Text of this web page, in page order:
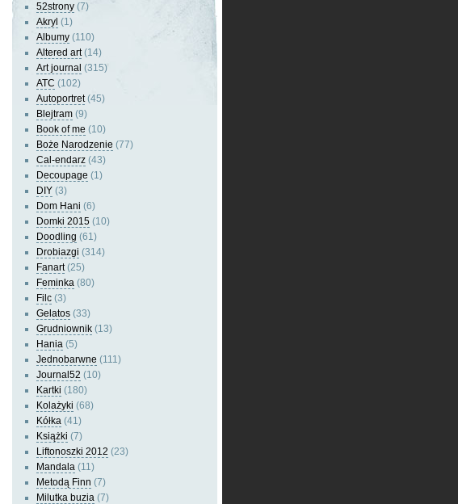
52strony (7)
Akryl (1)
Albumy (110)
Altered art(14)
Art journal (315)
ATC (102)
Autoportret(45)
Blejtram (9)
Book of me (10)
Boże Narodzenie (77)
Cal-endarz (43)
Decoupage (1)
DIY (3)
Dom Hani (6)
Domki 2015 (10)
Doodling (61)
Drobiazgi (314)
Fanart(25)
Feminka (80)
Filc (3)
Gelatos (33)
Grudniownik (13)
Hania (5)
Jednobarwne (111)
Journal52 (10)
Kartki (180)
Kolażyki (68)
Kółka (41)
Książki (7)
Liftonoszki 2012 (23)
Mandala (11)
Metodą Finn (7)
Milutka buzia (7)